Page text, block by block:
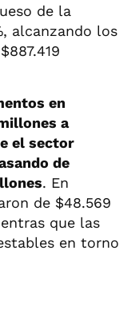
de la
alcanzando los
en
a
el sector
de
. En
de $48.569
que las
en torno